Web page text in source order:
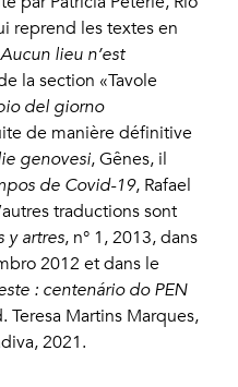
reprend les textes en
Aucun lieu n’est
la section «Tavole
del giorno
de manière définitive
genovesi, Gênes, il
de Covid-19, Rafael
traductions sont
y artres, n° 1, 2013, dans
2012 et dans le
: centenário do PEN
Teresa Martins Marques,
2021.